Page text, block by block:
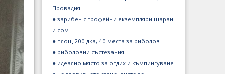
Провадия
● зарибен с трофейни екземпляри шаран
и сом
● площ 200 дка, 40 места за риболов
● риболовни състезания
● идеално място за отдих и къмпингуване